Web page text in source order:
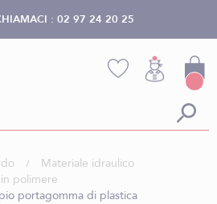
: 02 97 24 20 25
Materiale idraulico
polimere
portagomma di plastica